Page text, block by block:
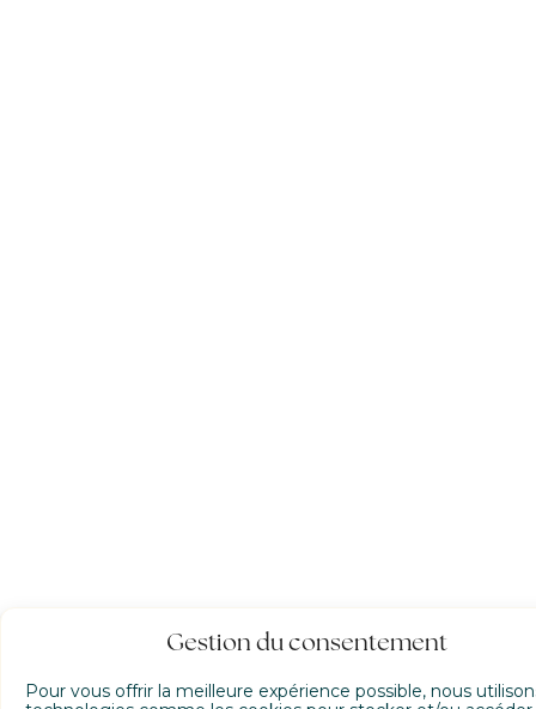
Gestion du consentement
Pour vous offrir la meilleure expérience possible, nous